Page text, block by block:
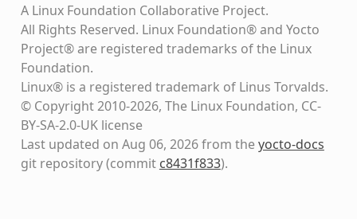
A Linux Foundation Collaborative Project.
All Rights Reserved. Linux Foundation® and Yocto
Project® are registered trademarks of the Linux
Foundation.
Linux® is a registered trademark of Linus Torvalds.
© Copyright 2010-2026, The Linux Foundation, CC-
BY-SA-2.0-UK license
Last updated on Aug 06, 2026 from theyocto-docs
git repository(commit c8431f833).